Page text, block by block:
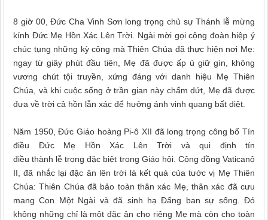
8 giờ 00, Đức Cha Vinh Sơn long trọng chủ sự Thánh lễ mừng
kính Đức Mẹ Hồn Xác Lên Trời. Ngài mời gọi cộng đoàn hiệp ý
chúc tụng những kỳ công mà Thiên Chúa đã thực hiện nơi Mẹ:
ngay từ giây phút đầu tiên, Mẹ đã được ấp ủ giữ gìn, không
vương chút tội truyền, xứng đáng với danh hiệu Mẹ Thiên
Chúa, và khi cuộc sống ở trần gian này chấm dứt, Mẹ đã được
đưa về trời cả hồn lẫn xác để hưởng ánh vinh quang bất diệt.
Năm 1950,Đức Giáo hoàng Pi-ô XII đã long trọng công bố Tín
điều Đức Mẹ Hồn Xác Lên Trời và qui định tín
điều thành lễ trọng đặc biệt trong Giáo hội. Công đồng Vaticanô
II, đã nhắc lại đặc ân lên trời là kết quả của tước vị Mẹ Thiên
Chúa: Thiên Chúa đã bảo toàn thân xác Mẹ, thân xác đã cưu
mang Con Một Ngài và đã sinh hạ Đấng ban sự sống. Đó
không những chỉ là một đặc ân cho riêng Mẹ mà còn cho toàn